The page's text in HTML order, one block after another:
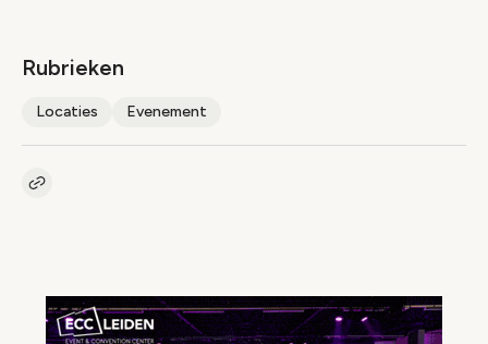
Rubrieken
Locaties Evenement
Kopieer link naar artikel